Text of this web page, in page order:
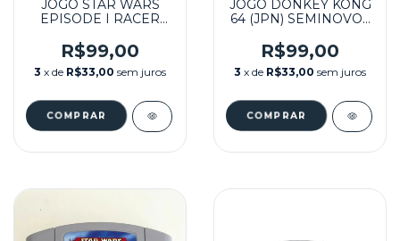
JOGO STAR WARS
EPISODE I RACER
R$99,00
3 x de R$33,00 sem juros
JOGO DONKEY KONG
64 (JPN) SEMINOVO -
R$99,00
3 x de R$33,00 sem juros